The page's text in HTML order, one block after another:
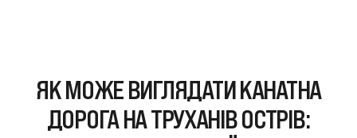
ЯК МОЖЕ ВИГЛЯДАТИ КАНАТНА
ДОРОГА НА ТРУХАНІВ ОСТРІВ: